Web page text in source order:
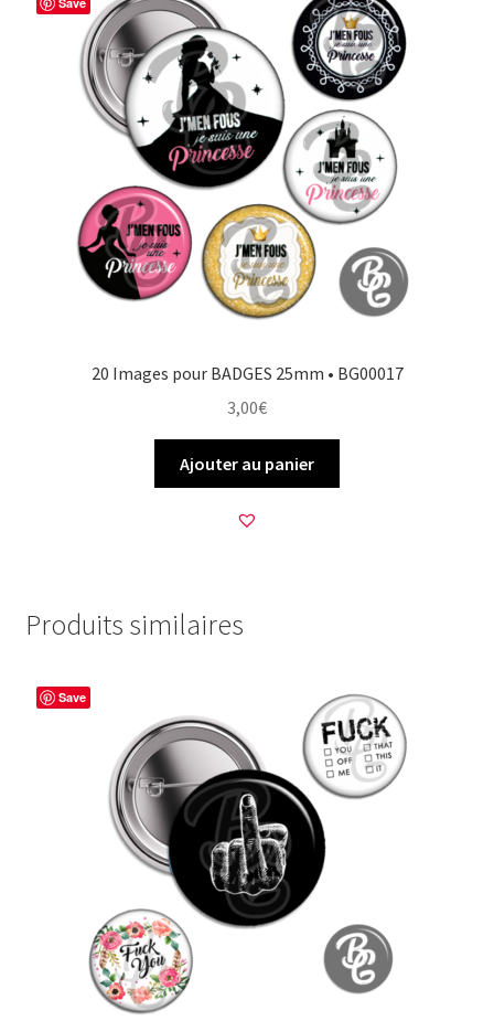
20 Images pour BADGES 25mm • BG00017
3,00€
Ajouter au panier
Produits similaires
Save